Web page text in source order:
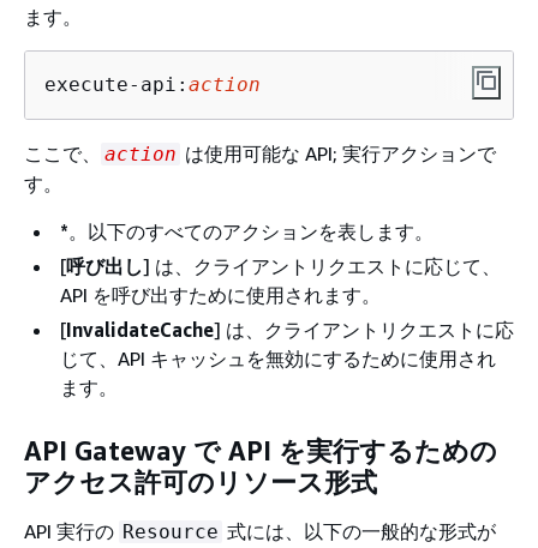
ます。
execute-api: action
ここで、 action は使用可能な API; 実行アクションで
す。
*。以下のすべてのアクションを表します。
[呼び出し] は、クライアントリクエストに応じて、
API を呼び出すために使用されます。
[InvalidateCache] は、クライアントリクエストに応
じて、API キャッシュを無効にするために使用され
ます。
API Gateway で API を実行するための
アクセス許可のリソース形式
API 実行の Resource 式には、以下の一般的な形式が